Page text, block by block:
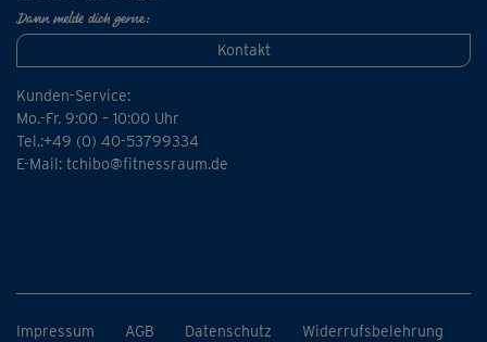
Dann melde dich gerne:
Kontakt
Kunden-Service:
Mo.-Fr. 9:00 – 10:00 Uhr
Tel.:+49 (0) 40-53799334
E-Mail: tchibo@fitnessraum.de
Impressum AGB Datenschutz Widerrufsbelehrung